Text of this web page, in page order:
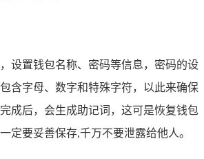
设置钱包名称、密码等信息，密码的设
含字母、数字和特殊字符，以此来确保
成后，会生成助记词，这可是恢复钱包
定要妥善保存,千万不要泄露给他人。